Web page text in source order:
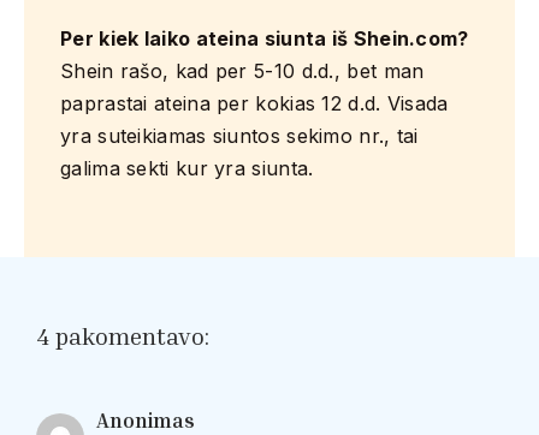
Per kiek laiko ateina siunta iš Shein.com?
Shein rašo, kad per 5-10 d.d., bet man
paprastai ateina per kokias 12 d.d. Visada
yra suteikiamas siuntos sekimo nr., tai
galima sekti kur yra siunta.
4 pakomentavo:
Anonimas